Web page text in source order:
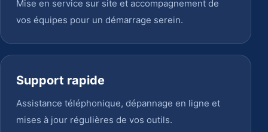
Mise en service sur site et accompagnement de
vos équipes pour un démarrage serein.
Support rapide
Assistance téléphonique, dépannage en ligne et
mises à jour régulières de vos outils.